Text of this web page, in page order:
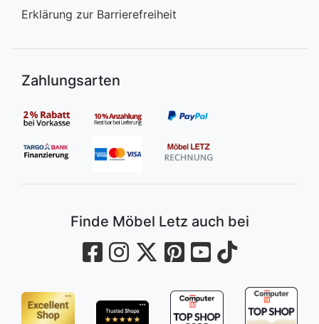
Erklärung zur Barrierefreiheit
Zahlungsarten
Finde Möbel Letz auch bei